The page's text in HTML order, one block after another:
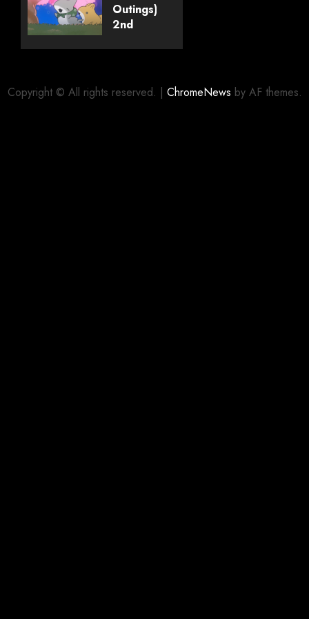
25/05/2026
Outings)
2nd
Impressões
Copyright © All rights reserved. | ChromeNews by AF themes.